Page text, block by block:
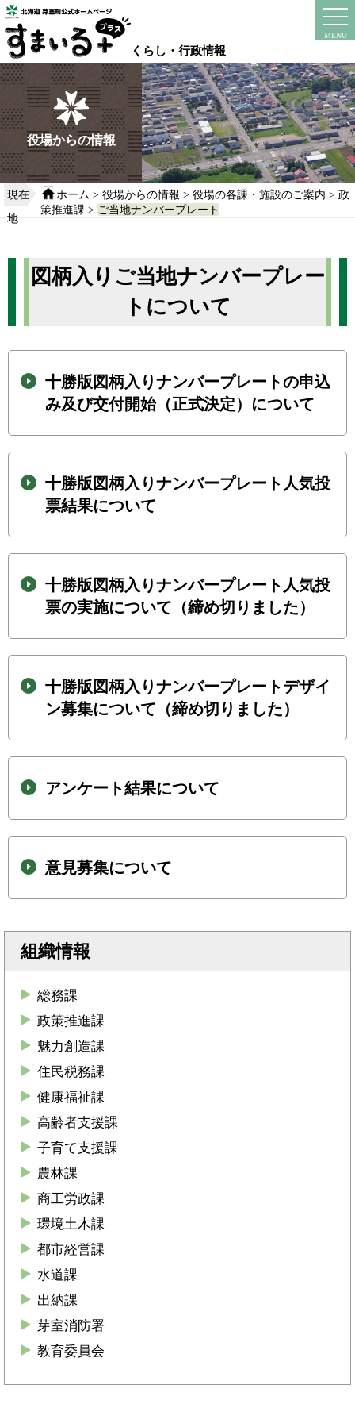
本
文
へ
移
動
る
くらし・行政情報
MENU
instagram
役場からの情報
現在
地
ホーム >役場からの情報 >役場の各課・施設のご案内 >政
策推進課 > ご当地ナンバープレート
図柄入りご当地ナンバープレー
トについて
十勝版図柄入りナンバープレートの申込
み及び交付開始（正式決定）について
十勝版図柄入りナンバープレート人気投
票結果について
十勝版図柄入りナンバープレート人気投
票の実施について（締め切りました）
十勝版図柄入りナンバープレートデザイ
ン募集について（締め切りました）
アンケート結果について
意見募集について
組織情報
総務課
政策推進課
魅力創造課
住民税務課
健康福祉課
高齢者支援課
子育て支援課
農林課
商工労政課
環境土木課
都市経営課
水道課
出納課
芽室消防署
教育委員会